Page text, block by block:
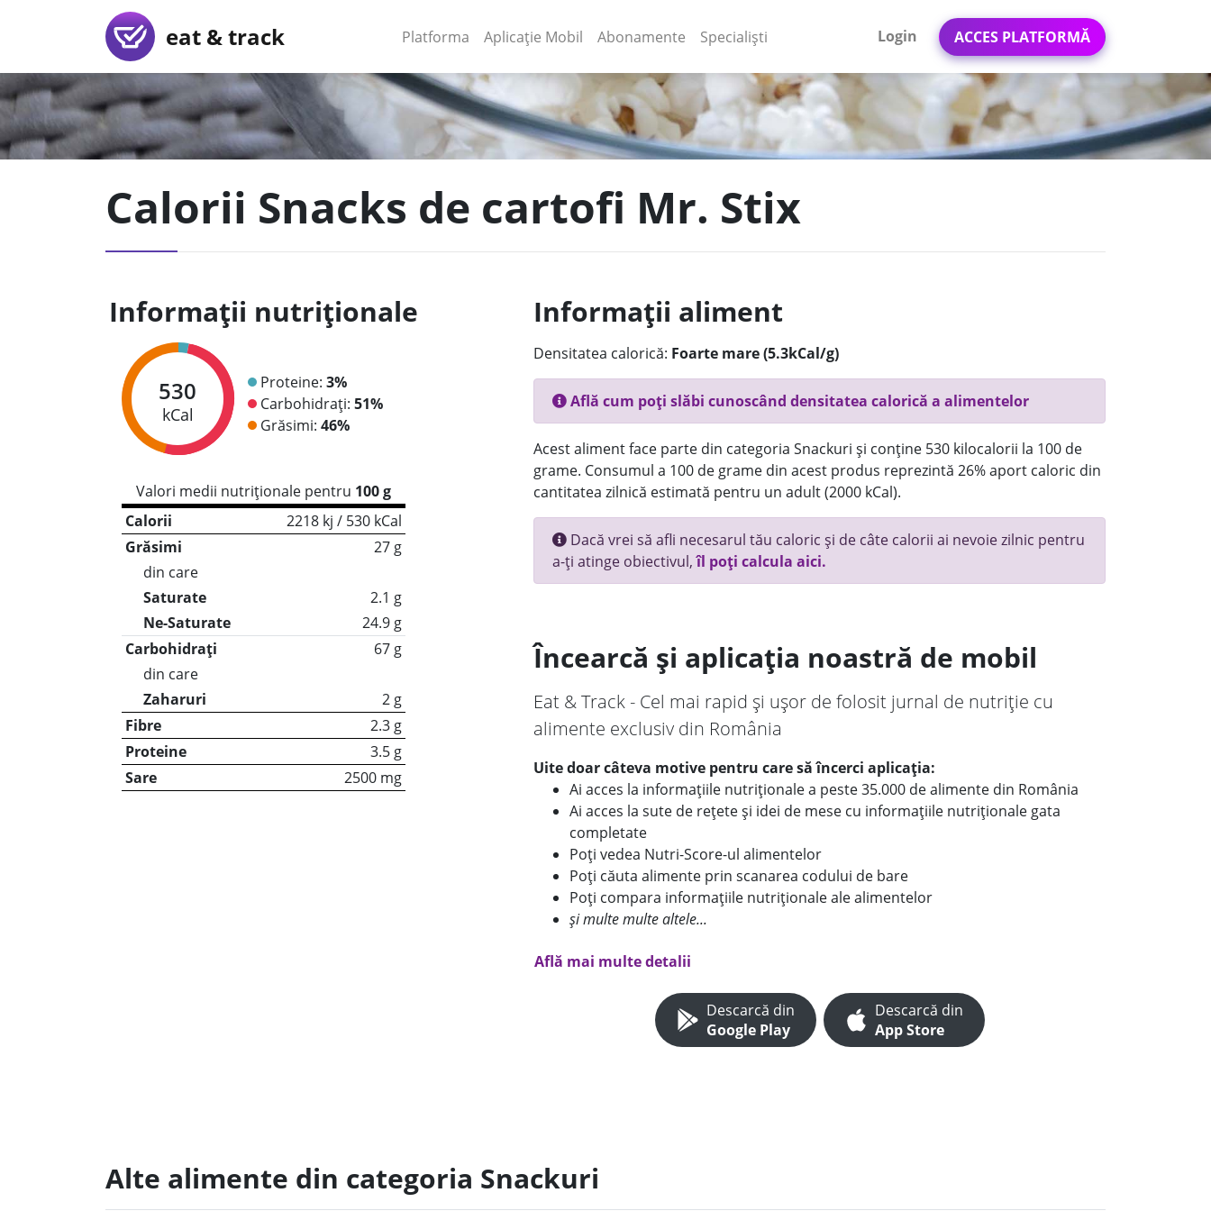
eat & track Platforma (current)
Aplicație Mobil (current)
Abonamente Specialiști Login ACCES PLATFORMĂ
Calorii Snacks de cartofi Mr. Stix
Informații nutriționale
530
kCal
Proteine: 3%
Carbohidrați: 51%
Grăsimi: 46%
Valori medii nutriționale pentru 100 g
Calorii
2218 kj / 530 kCal
Grăsimi
27 g
din care
Saturate
2.1 g
Ne-Saturate
24.9 g
Carbohidrați
67 g
din care
Zaharuri
2 g
Fibre
2.3 g
Proteine
3.5 g
Sare
2500 mg
Informații aliment
Densitatea calorică: Foarte mare (5.3kCal/g)
Află cum poți slăbi cunoscând densitatea calorică a alimentelor
Acest aliment face parte din categoria Snackuri și conține 530 kilocalorii la 100 de
grame. Consumul a 100 de grame din acest produs reprezintă 26% aport caloric din
cantitatea zilnică estimată pentru un adult (2000 kCal).
Dacă vrei să afli necesarul tău caloric și de câte calorii ai nevoie zilnic pentru
a-ți atinge obiectivul,îl poți calcula aici.
Încearcă și aplicația noastră de mobil
Eat & Track - Cel mai rapid și ușor de folosit jurnal de nutriție cu
alimente exclusiv din România
Uite doar câteva motive pentru care să încerci aplicația:
Ai acces la informațiile nutriționale a peste 35.000 de alimente din România
Ai acces la sute de rețete și idei de mese cu informațiile nutriționale gata
completate
Poți vedea Nutri-Score-ul alimentelor
Poți căuta alimente prin scanarea codului de bare
Poți compara informațiile nutriționale ale alimentelor
și multe multe altele...
Află mai multe detalii
Descarcă din
Google Play
Descarcă din
App Store
Alte alimente din categoria Snackuri